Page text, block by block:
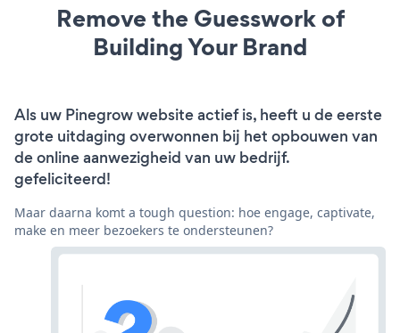
Remove the Guesswork of
Building Your Brand
Als uw Pinegrow website actief is, heeft u de eerste
grote uitdaging overwonnen bij het opbouwen van
de online aanwezigheid van uw bedrijf.
gefeliciteerd!
Maar daarna komt a tough question: hoe engage, captivate,
make en meer bezoekers te ondersteunen?